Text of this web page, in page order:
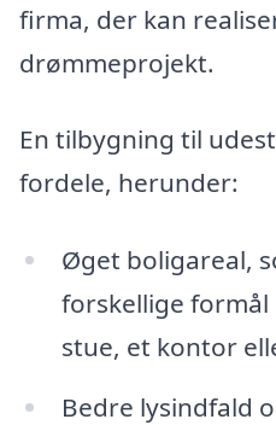
firma, der kan
drømmeprojekt.
En tilbygning til
fordele, herunder:
Øget boligareal,
forskellige formål
stue, et kontor
Bedre lysindfald